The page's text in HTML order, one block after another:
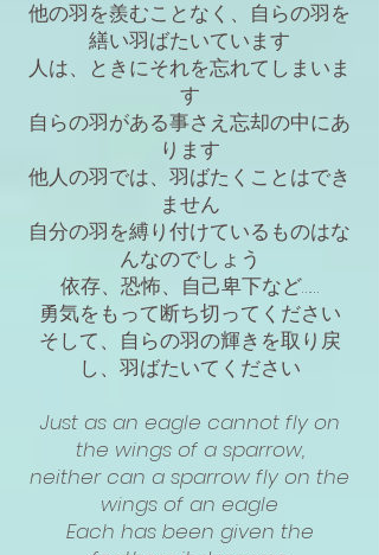
他の羽を羨むことなく、自らの羽を
繕い羽ばたいています
人は、ときにそれを忘れてしまいま
す
自らの羽がある事さえ忘却の中にあ
ります
他人の羽では、羽ばたくことはでき
ません
自分の羽を縛り付けているものはな
んなのでしょう
依存、恐怖、自己卑下など……
勇気をもって断ち切ってください
そして、自らの羽の輝きを取り戻
し、羽ばたいてください
Just as an eagle cannot fly on
the wings of a sparrow,
neither can a sparrow fly on the
wings of an eagle
Each has been given the